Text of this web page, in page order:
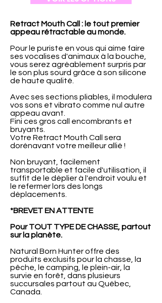
Retract Mouth Call : le tout premier
appeau rétractable au monde.
Pour le puriste en vous qui aime faire
ses vocalises d'animaux à la bouche,
vous serez agréablement surpris par
le son plus sourd grâce à son silicone
de haute qualité.
Avec ses sections pliables, il modulera
vos sons et vibrato comme nul autre
appeau avant.
Fini ces gros call encombrants et
bruyants.
Votre Retract Mouth Call sera
dorénavant votre meilleur allié !
Non bruyant, facilement
transportable et facile d'utilisation, il
suffit de le déplier à l'endroit voulu et
le refermer lors des longs
déplacements.
*BREVET EN ATTENTE
Pour TOUT TYPE DE CHASSE, partout
sur la planète.
Natural Born Hunter offre des
produits exclusifs pour la chasse, la
pêche, le camping, le plein-air, la
survie en forêt, dans plusieurs
succursales partout au Québec,
Canada.